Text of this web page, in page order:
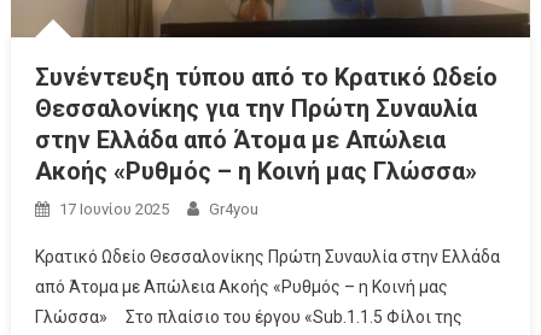
Συνέντευξη τύπου από το Κρατικό Ωδείο
Θεσσαλονίκης για την Πρώτη Συναυλία
στην Ελλάδα από Άτομα με Απώλεια
Ακοής «Ρυθμός – η Κοινή μας Γλώσσα»
17 Ιουνίου 2025 Gr4you
Κρατικό Ωδείο Θεσσαλονίκης Πρώτη Συναυλία στην Ελλάδα
από Άτομα με Απώλεια Ακοής «Ρυθμός – η Κοινή μας
Γλώσσα» Στo πλαίσιο του έργου «Sub.1.1.5 Φίλοι της